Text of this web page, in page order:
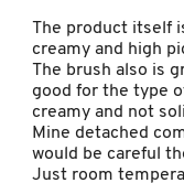
MOROCCANOIL
MOSCHINO
estrellas.
The product itself
creamy and high
The brush also is
good for the type
creamy and not
Mine detached
would be careful
Just room